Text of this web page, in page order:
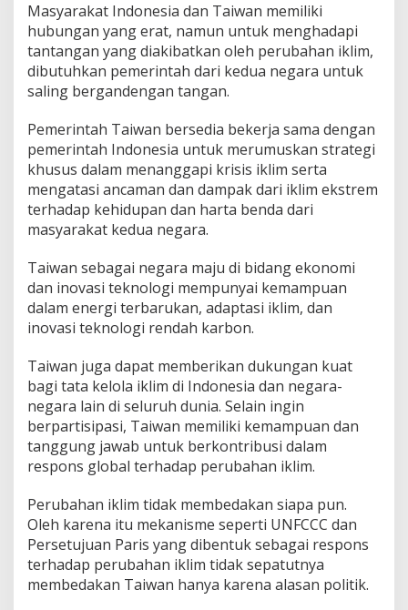
Masyarakat Indonesia dan Taiwan memiliki
hubungan yang erat, namun untuk menghadapi
tantangan yang diakibatkan oleh perubahan iklim,
dibutuhkan pemerintah dari kedua negara untuk
saling bergandengan tangan.
Pemerintah Taiwan bersedia bekerja sama dengan
pemerintah Indonesia untuk merumuskan strategi
khusus dalam menanggapi krisis iklim serta
mengatasi ancaman dan dampak dari iklim ekstrem
terhadap kehidupan dan harta benda dari
masyarakat kedua negara.
Taiwan sebagai negara maju di bidang ekonomi
dan inovasi teknologi mempunyai kemampuan
dalam energi terbarukan, adaptasi iklim, dan
inovasi teknologi rendah karbon.
Taiwan juga dapat memberikan dukungan kuat
bagi tata kelola iklim di Indonesia dan negara-
negara lain di seluruh dunia. Selain ingin
berpartisipasi, Taiwan memiliki kemampuan dan
tanggung jawab untuk berkontribusi dalam
respons global terhadap perubahan iklim.
Perubahan iklim tidak membedakan siapa pun.
Oleh karena itu mekanisme seperti UNFCCC dan
Persetujuan Paris yang dibentuk sebagai respons
terhadap perubahan iklim tidak sepatutnya
membedakan Taiwan hanya karena alasan politik.